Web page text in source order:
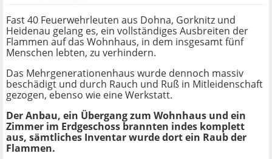
Fast 40 Feuerwehrleuten aus Dohna, Gorknitz und
Heidenau gelang es, ein vollständiges Ausbreiten der
Flammen auf das Wohnhaus, in dem insgesamt fünf
Menschen lebten, zu verhindern.
Das Mehrgenerationenhaus wurde dennoch massiv
beschädigt und durch Rauch und Ruß in Mitleidenschaft
gezogen, ebenso wie eine Werkstatt.
Der Anbau, ein Übergang zum Wohnhaus und ein
Zimmer im Erdgeschoss brannten indes komplett
aus, sämtliches Inventar wurde dort ein Raub der
Flammen.